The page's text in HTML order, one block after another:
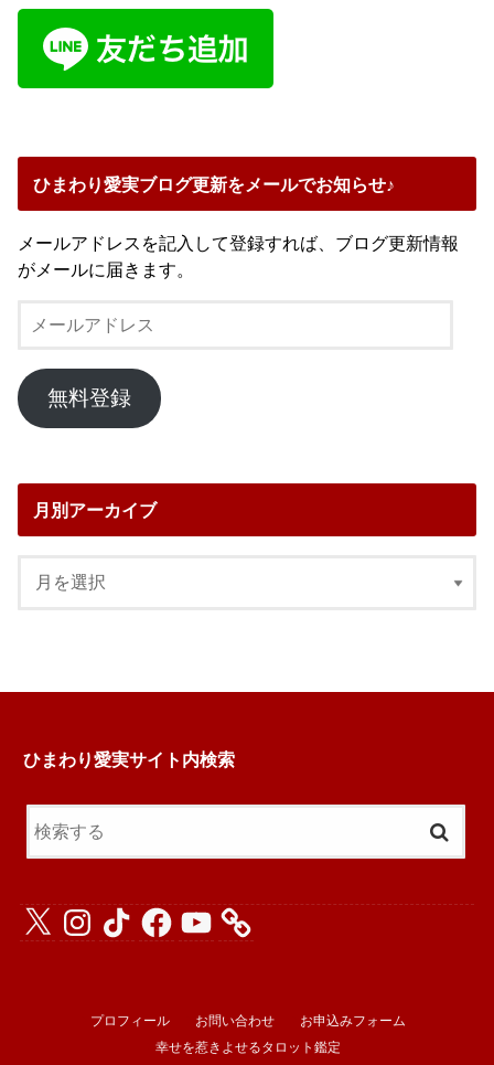
ひまわり愛実ブログ更新をメールでお知らせ♪
メールアドレスを記入して登録すれば、ブログ更新情報
がメールに届きます。
ー
ア
ド
無料登録
月別アーカイブ
ひまわり愛実サイト内検索
X InstagramTikTokFacebookYouTube
プロフィール お問い合わせ
お申込みフォーム
幸せを惹きよせるタロット鑑定